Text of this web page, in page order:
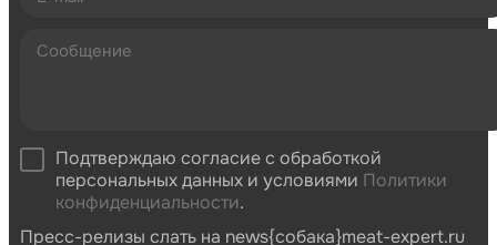
Подтверждаю согласие с обработкой
персональных данных и условиями Политики
конфиденциальности.
Пресс-релизы слать на news{собака}meat-expert.ru